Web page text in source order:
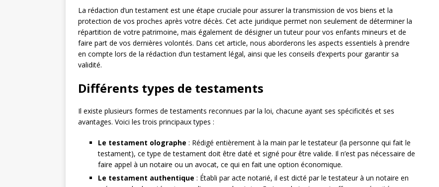
La rédaction d’un testament est une étape cruciale pour assurer la transmission de vos biens et la
protection de vos proches après votre décès. Cet acte juridique permet non seulement de déterminer la
répartition de votre patrimoine, mais également de désigner un tuteur pour vos enfants mineurs et de
faire part de vos dernières volontés. Dans cet article, nous aborderons les aspects essentiels à prendre
en compte lors de la rédaction d’un testament légal, ainsi que les conseils d’experts pour garantir sa
validité.
Différents types de testaments
Il existe plusieurs formes de testaments reconnues par la loi, chacune ayant ses spécificités et ses
avantages. Voici les trois principaux types :
Le testament olographe : Rédigé entièrement à la main par le testateur (la personne qui fait le
testament), ce type de testament doit être daté et signé pour être valide. Il n’est pas nécessaire de
faire appel à un notaire ou un avocat, ce qui en fait une option économique.
Le testament authentique : Établi par acte notarié, il est dicté par le testateur à un notaire en